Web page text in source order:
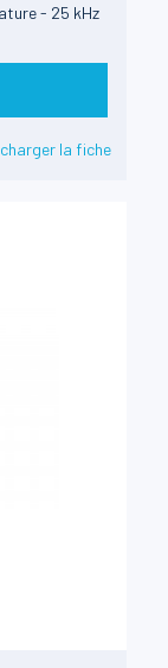
- 25 kHz
la fiche